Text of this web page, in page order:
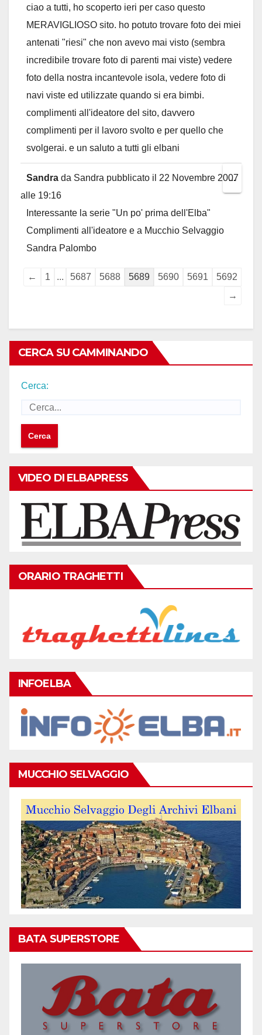
ciao a tutti, ho scoperto ieri per caso questo
MERAVIGLIOSO sito. ho potuto trovare foto dei miei
antenati "riesi" che non avevo mai visto (sembra
incredibile trovare foto di parenti mai viste) vedere
foto della nostra incantevole isola, vedere foto di
navi viste ed utilizzate quando si era bimbi.
complimenti all'ideatore del sito, davvero
complimenti per il lavoro svolto e per quello che
svolgerai. e un saluto a tutti gli elbani
Sandra da Sandra pubblicato il 22 Novembre 2007
alle 19:16
Interessante la serie "Un po' prima dell'Elba"
Complimenti all'ideatore e a Mucchio Selvaggio
Sandra Palombo
...Toggle
this
Guestbook
← 1 ... 5687 5688 5689 5690 5691
5692
→
CERCA SU CAMMINANDO
Cerca:
VIDEO DI ELBAPRESS
ORARIO TRAGHETTI
INFOELBA
MUCCHIO SELVAGGIO
BATA SUPERSTORE